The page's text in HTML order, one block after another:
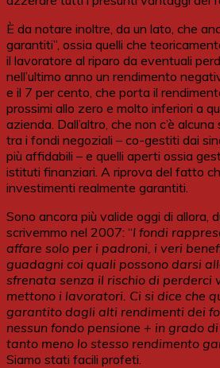
È da notare inoltre, da un lato, che
garantiti”, ossia quelli che
il lavoratore al riparo da eventuali
nell’ultimo anno un rendimento
e il 7 per cento, che porta il
prossimi allo zero e molto inferiori a
azienda. Dall’altro, che non c’è
tra i fondi negoziali – co-gestiti dai
più affidabili – e quelli aperti ossia
istituti finanziari. A riprova del fatto
investimenti realmente garantiti.
Sono ancora più valide oggi di allora,
scrivemmo nel 2007: “I fondi
affare solo per i padroni, i veri
guadagni coi quali possono darsi
sfrenata senza il rischio di perderci
mettono i lavoratori. Ci si dice che
garantito dagli alti rendimenti dei
nessun fondo pensione + in grado
tanto meno lo stesso rendimento
Siamo stati facili profeti.